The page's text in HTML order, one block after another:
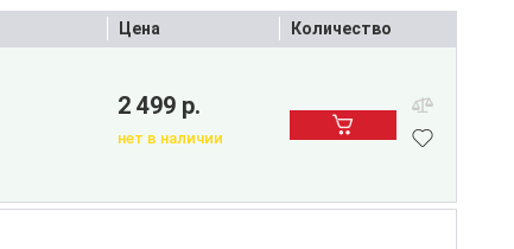
Цена Количество
2 499 р.
нет в наличии